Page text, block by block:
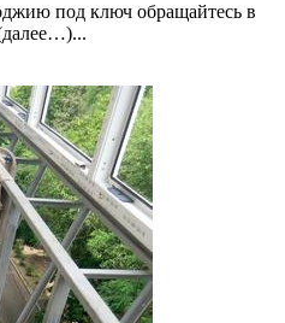
под ключ обращайтесь в